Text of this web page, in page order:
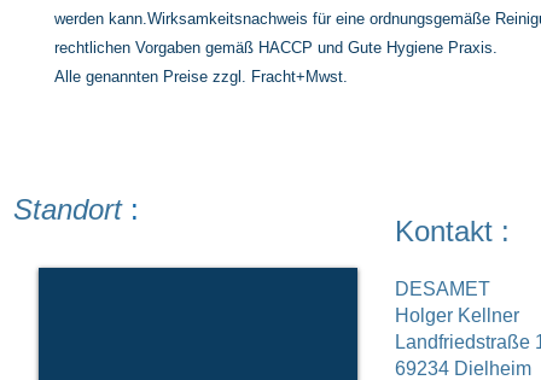
werden kann.Wirksamkeitsnachweis für eine ordnungsgemäße
rechtlichen Vorgaben gemäß HACCP und Gute Hygiene Praxis.
Alle genannten Preise zzgl. Fracht+Mwst.
Standort:
Kontakt :
DESAMET
Holger Kellner
Landfriedstraße
69234 Dielheim